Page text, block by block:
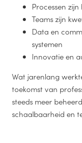
Processen
Teams zijn
Data en
systemen
Innovatie en
Wat jarenlang
toekomst van
steeds meer
schaalbaarheid en